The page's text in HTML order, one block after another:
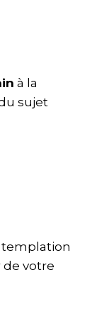
à la
sujet
de votre